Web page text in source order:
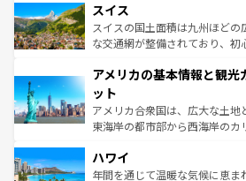
を参照してほしい。
は、お酒好きな人にはぜひ体験してほし
ドイツ情報はコンテンツ一覧を
リアごとに異なる魅力がある。
ティー、ビール好きにはたま
戦など、本場だからこそできる
ンツ一覧を参照してほしい。
スイス
スイスの国土面積は九州ほど
な交通網が整備されており、初
の建物がそのまま残る町や、ス
博物館もあり、アルプス観光だ
ことができる。国民の所得が高
者向けの交通パス提供のサービ
着のスイス情報は
アメリカの基本情報と観光
ット
アメリカ合衆国は、広大な土地
東海岸の都市部から西海岸のカ
のような巨大都市は、観光、シ
ンメントが詰まった刺激的なス
ハワイ
年間を通じて温暖な気候に恵ま